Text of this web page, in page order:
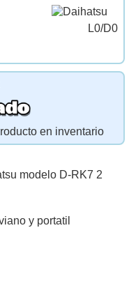
L0/D0
en inventario
modelo D-RK7 2
y portatil